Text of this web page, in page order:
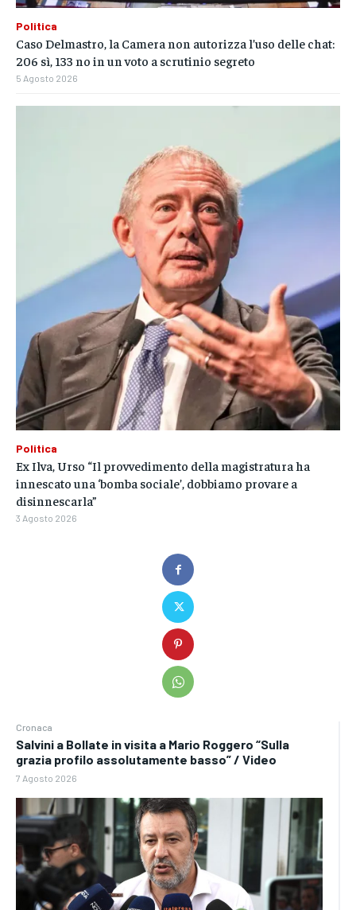
Cronaca
Salvini a Bollate in visita a Mario Roggero “Sulla
grazia profilo assolutamente basso” / Video
7 Agosto 2026
Politica
Caso Delmastro, la Camera non autorizza l’uso delle chat:
206 sì, 133 no in un voto a scrutinio segreto
5 Agosto 2026
Politica
Ex Ilva, Urso “Il provvedimento della magistratura ha
innescato una ‘bomba sociale’, dobbiamo provare a
disinnescarla”
3 Agosto 2026